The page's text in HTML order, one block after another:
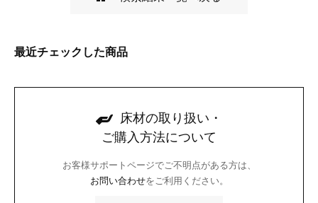
最近チェックした商品
床材の取り扱い・
ご購入方法について
お客様サポートページでご不明点がある方は、
お問い合わせをご利用ください。